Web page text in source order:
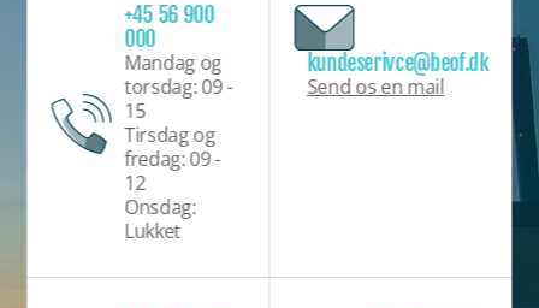
+45 56 900
000
Mandag og
torsdag: 09 -
15
Tirsdag og
fredag: 09 -
12
Onsdag:
Lukket
kundeserivce@beof.dk
Send os en mail